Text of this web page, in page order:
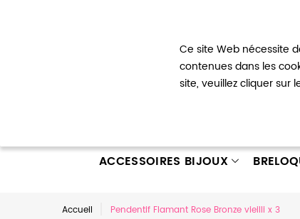
Ce site Web nécessite
contenues dans les
site, veuillez cliquer sur
ACCESSOIRES BIJOUX
Accueil Pendentif Flamant Rose Bronze vieilli x 3